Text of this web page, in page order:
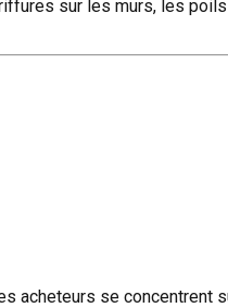
sur les murs, les
acheteurs se concentrent